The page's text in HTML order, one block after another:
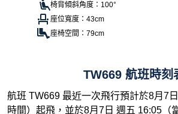
椅背傾斜角度：100°
座位寬度：43cm
座椅空間：79cm
TW669 航班時刻
航班 TW669 最近一次飛行預計於8月7
時間）起飛，並於8月7日 週五 16:05（